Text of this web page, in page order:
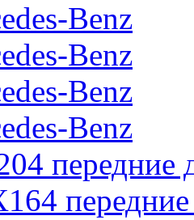
Benz
Benz
Benz
Benz
передние